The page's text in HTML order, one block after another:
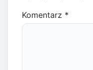
Komentarz *